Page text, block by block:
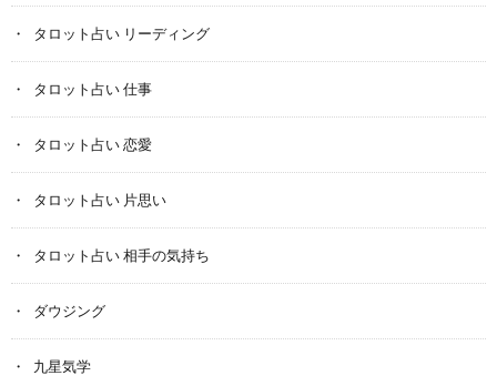
タロット占い リーディング
タロット占い 仕事
タロット占い 恋愛
タロット占い 片思い
タロット占い 相手の気持ち
ダウジング
九星気学